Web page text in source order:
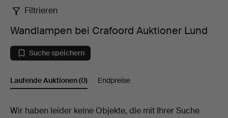
Wandlampen
bei
Crafoord
Auktioner
Filtrieren
Wandlampen bei Crafoord Auktioner Lund
Suche speichern
Laufende Auktionen(0) Endpreise
Laufende
Wir haben leider keine Objekte, die mit Ihrer Suche